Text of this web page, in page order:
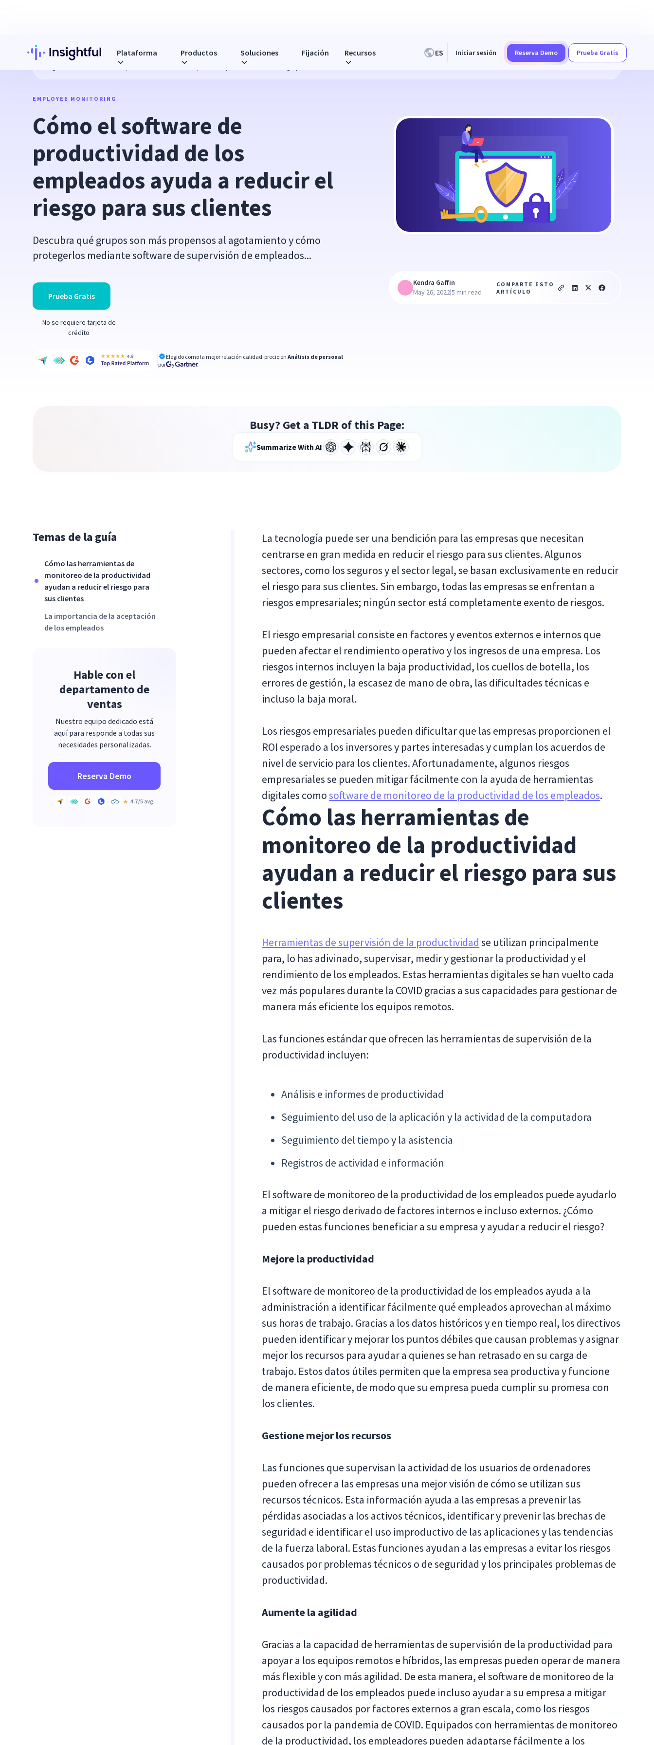
Plataforma Productos Soluciones Fijación Recursos ES Iniciar sesión Reserva Demo
Prueba Gratis
Cómo el software de productividad de los empleados ayuda a reducir el riesgo para sus clientes
EMPLOYEE MONITORING
Cómo el software de
productividad de los
empleados ayuda a reducir el
riesgo para sus clientes
Descubra qué grupos son más propensos al agotamiento y cómo
protegerlos mediante software de supervisión de empleados...
Prueba Gratis
No se requiere tarjeta de
crédito
Elegido como la mejor relación calidad-precio enAnálisis de personal
por
y
Kendra Gaffin
May 26, 2022|5 min read
COMPARTE ESTO
ARTÍCULO
Busy? Get a TLDR of this Page:
Summarize With AI
Temas de la guía
Cómo las herramientas de
monitoreo de la productividad
ayudan a reducir el riesgo para
sus clientes
La importancia de la aceptación
de los empleados
Hable con el
departamento de
ventas
Nuestro equipo dedicado está
aquí para responde a todas sus
necesidades personalizadas.
Reserva Demo
La tecnología puede ser una bendición para las empresas que necesitan
centrarse en gran medida en reducir el riesgo para sus clientes. Algunos
sectores, como los seguros y el sector legal, se basan exclusivamente en reducir
el riesgo para sus clientes. Sin embargo, todas las empresas se enfrentan a
riesgos empresariales; ningún sector está completamente exento de riesgos.
El riesgo empresarial consiste en factores y eventos externos e internos que
pueden afectar el rendimiento operativo y los ingresos de una empresa. Los
riesgos internos incluyen la baja productividad, los cuellos de botella, los
errores de gestión, la escasez de mano de obra, las dificultades técnicas e
incluso la baja moral.
Los riesgos empresariales pueden dificultar que las empresas proporcionen el
ROI esperado a los inversores y partes interesadas y cumplan los acuerdos de
nivel de servicio para los clientes. Afortunadamente, algunos riesgos
empresariales se pueden mitigar fácilmente con la ayuda de herramientas
digitales comosoftware de monitoreo de la productividad de los empleados.
Cómo las herramientas de
monitoreo de la productividad
ayudan a reducir el riesgo para sus
clientes
Herramientas de supervisión de la productividad se utilizan principalmente
para, lo has adivinado, supervisar, medir y gestionar la productividad y el
rendimiento de los empleados. Estas herramientas digitales se han vuelto cada
vez más populares durante la COVID gracias a sus capacidades para gestionar de
manera más eficiente los equipos remotos.
Las funciones estándar que ofrecen las herramientas de supervisión de la
productividad incluyen:
Análisis e informes de productividad
Seguimiento del uso de la aplicación y la actividad de la computadora
Seguimiento del tiempo y la asistencia
Registros de actividad e información
El software de monitoreo de la productividad de los empleados puede ayudarlo
a mitigar el riesgo derivado de factores internos e incluso externos. ¿Cómo
pueden estas funciones beneficiar a su empresa y ayudar a reducir el riesgo?
Mejore la productividad
El software de monitoreo de la productividad de los empleados ayuda a la
administración a identificar fácilmente qué empleados aprovechan al máximo
sus horas de trabajo. Gracias a los datos históricos y en tiempo real, los directivos
pueden identificar y mejorar los puntos débiles que causan problemas y asignar
mejor los recursos para ayudar a quienes se han retrasado en su carga de
trabajo. Estos datos útiles permiten que la empresa sea productiva y funcione
de manera eficiente, de modo que su empresa pueda cumplir su promesa con
los clientes.
Gestione mejor los recursos
Las funciones que supervisan la actividad de los usuarios de ordenadores
pueden ofrecer a las empresas una mejor visión de cómo se utilizan sus
recursos técnicos. Esta información ayuda a las empresas a prevenir las
pérdidas asociadas a los activos técnicos, identificar y prevenir las brechas de
seguridad e identificar el uso improductivo de las aplicaciones y las tendencias
de la fuerza laboral. Estas funciones ayudan a las empresas a evitar los riesgos
causados por problemas técnicos o de seguridad y los principales problemas de
productividad.
Aumente la agilidad
Gracias a la capacidad de herramientas de supervisión de la productividad para
apoyar a los equipos remotos e híbridos, las empresas pueden operar de manera
más flexible y con más agilidad. De esta manera, el software de monitoreo de la
productividad de los empleados puede incluso ayudar a su empresa a mitigar
los riesgos causados por factores externos a gran escala, como los riesgos
causados por la pandemia de COVID. Equipados con herramientas de monitoreo
de la productividad, los empleadores pueden adaptarse fácilmente a los